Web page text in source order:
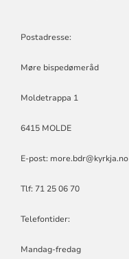
Postadresse:
Møre bispedømeråd
Moldetrappa 1
6415 MOLDE
E-post: more.bdr@kyrkja.no
Tlf: 71 25 06 70
Telefontider:
Mandag-fredag